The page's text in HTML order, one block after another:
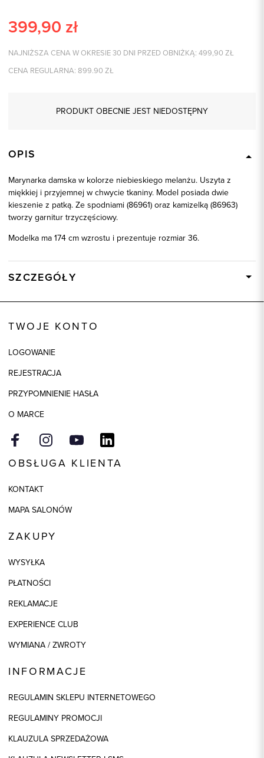
399,90 zł
NAJNIŻSZA CENA W OKRESIE 30 DNI PRZED OBNIŻKĄ: 499,90 ZŁ
CENA REGULARNA: 899.90 ZŁ
PRODUKT OBECNIE JEST NIEDOSTĘPNY
OPIS
Marynarka damska w kolorze niebieskiego melanżu. Uszyta z
miękkiej i przyjemnej w chwycie tkaniny. Model posiada dwie
kieszenie z patką. Ze spodniami (86961) oraz kamizelką (86963)
tworzy garnitur trzyczęściowy.
Modelka ma 174 cm wzrostu i prezentuje rozmiar 36.
SZCZEGÓŁY
Składy podszewek
TWOJE KONTO
LOGOWANIE
REJESTRACJA
PRZYPOMNIENIE HASŁA
O MARCE
OBSŁUGA KLIENTA
KONTAKT
MAPA SALONÓW
ZAKUPY
WYSYŁKA
PŁATNOŚCI
REKLAMACJE
EXPERIENCE CLUB
WYMIANA / ZWROTY
INFORMACJE
REGULAMIN SKLEPU INTERNETOWEGO
REGULAMINY PROMOCJI
KLAUZULA SPRZEDAŻOWA